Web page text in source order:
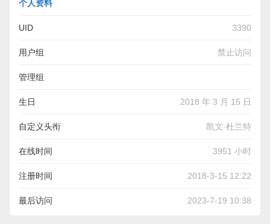
个人资料
UID 3390
用户组 禁止访问
管理组
生日 2018 年 3 月 15 日
自定义头衔 凯文·杜兰特
在线时间 3951 小时
注册时间 2018-3-15 12:22
最后访问 2023-7-19 10:38